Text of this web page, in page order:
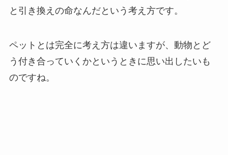
と引き換えの命なんだという考え方です。
ペットとは完全に考え方は違いますが、動物とど
う付き合っていくかというときに思い出したいも
のですね。